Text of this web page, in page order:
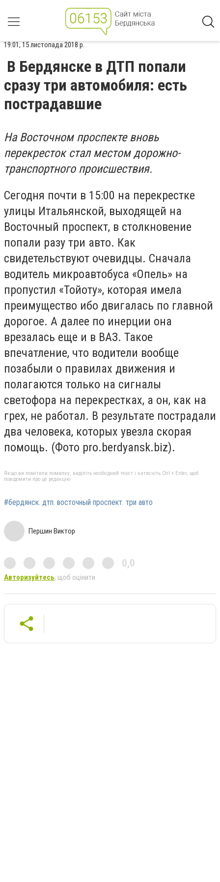
19:01, 15 листопада 2018 р.
В Бердянске в ДТП попали
сразу три автомобиля: есть
пострадавшие
На Восточном проспекте вновь
перекресток стал местом дорожно-
транспортного происшествия.
Сегодня почти в 15:00 на перекрестке
улицы Итальянской, выходящей на
Восточный проспект, в столкновение
попали разу три авто. Как
свидетельствуют очевидцы. Сначала
водитель микроавтобуса «Опель» на
пропустил «Тойоту», которая имела
преимущество ибо двигалась по главной
дорогое. А далее по инерции она
врезалась еще и в ВАЗ. Такое
впечатление, что водители вообще
позабыли о правилах движения и
полагаются только на сигналы
светофора на перекрестках, а он, как на
грех, не работал. В результате пострадали
два человека, которых увезла скорая
помощь. (Фото pro.berdyansk.biz).
Якщо ви помітили помилку, виділіть необхідний текст і натисніть Ctrl + Enter, щоб
повідомити про це редакцію
#бердянск. дтп. восточный проспект. три авто
Першин Виктор
0,0
Авторизуйтесь, щоб оцінити